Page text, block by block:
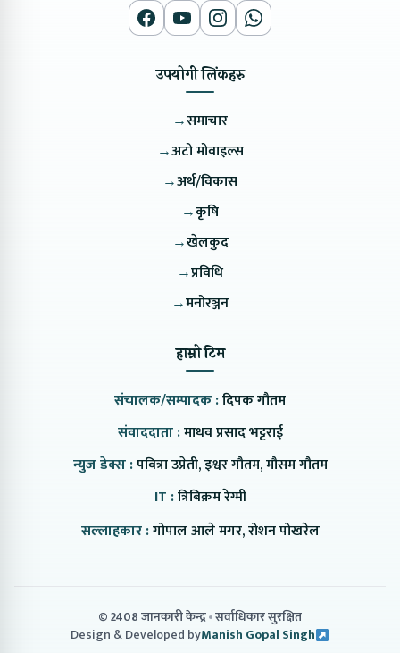
उपयोगी लिंकहरु
→समाचार
→अटो मोवाइल्स
→अर्थ/विकास
→कृषि
→खेलकुद
→प्रविधि
→मनोरञ्जन
हाम्रो टिम
संचालक/सम्पादक :दिपक गौतम
संवाददाता :माधव प्रसाद भट्टराई
न्युज डेक्स :पवित्रा उप्रेती, इश्वर गौतम, मौसम गौतम
IT :त्रिबिक्रम रेग्मी
सल्लाहकार :गोपाल आले मगर, रोशन पोखरेल
© 2408 जानकारी केन्द्र सर्वाधिकार सुरक्षित
Design & Developed byManish Gopal Singh